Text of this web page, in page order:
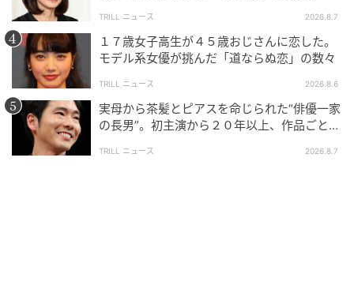
の空気へ全身で飛び込み、リアクションも一言も全力
で出し切る。喋りの熱は、演技の熱とそのまま地続き
だ。脇に回っても、MCに立っても、満島は持っている
ものを出し惜しまない。
どの現場でも、全部置いてく
る。そこに、この人の揺るがない一貫性がある。
TRILL ニュース 2026.8.7
１７歳女子高生が４５歳おじさんに恋した。
モデル系女優が挑んだ「道ならぬ恋」の数々
TRILL ニュース 2026.8.6
実母から茶髪とピアスを命じられた“俳優一家
の長男”。初主演から２０年以上、作品ごとに
TRILL ニュース 2026.8.7